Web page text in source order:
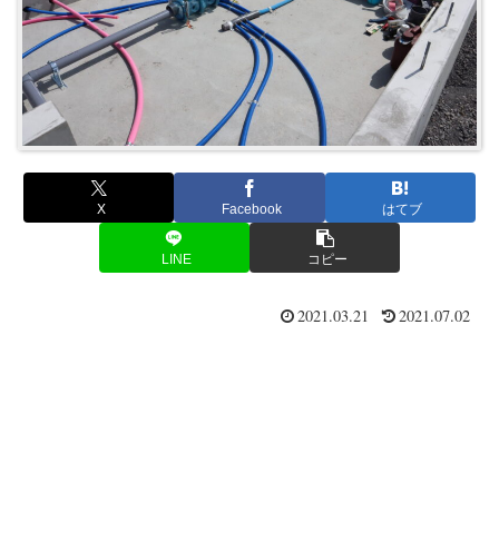
X Facebook はてブ
LINE コピー
2021.03.21 2021.07.02